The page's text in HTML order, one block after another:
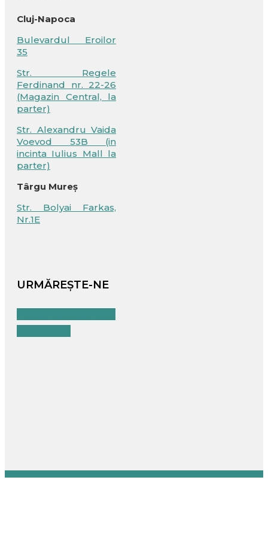
Cluj-Napoca
Bulevardul Eroilor
35
Str. Regele
Ferdinand nr. 22-26
(Magazin Central, la
parter)
Str. Alexandru Vaida
Voevod 53B (in
incinta Iulius Mall la
parter)
Târgu Mureș
Str. Bolyai Farkas,
Nr.1E
URMĂREȘTE-NE